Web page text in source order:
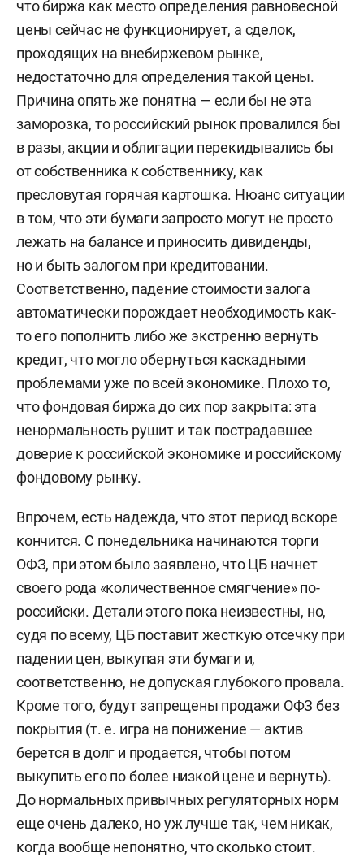
что биржа как место определения равновесной
цены сейчас не функционирует, а сделок,
проходящих на внебиржевом рынке,
недостаточно для определения такой цены.
Причина опять же понятна — если бы не эта
заморозка, то российский рынок провалился бы
в разы, акции и облигации перекидывались бы
от собственника к собственнику, как
пресловутая горячая картошка. Нюанс ситуации
в том, что эти бумаги запросто могут не просто
лежать на балансе и приносить дивиденды,
но и быть залогом при кредитовании.
Соответственно, падение стоимости залога
автоматически порождает необходимость как-
то его пополнить либо же экстренно вернуть
кредит, что могло обернуться каскадными
проблемами уже по всей экономике. Плохо то,
что фондовая биржа до сих пор закрыта: эта
ненормальность рушит и так пострадавшее
доверие к российской экономике и российскому
фондовому рынку.
Впрочем, есть надежда, что этот период вскоре
кончится. С понедельника начинаются торги
ОФЗ, при этом было заявлено, что ЦБ начнет
своего рода «количественное смягчение» по-
российски. Детали этого пока неизвестны, но,
судя по всему, ЦБ поставит жесткую отсечку при
падении цен, выкупая эти бумаги и,
соответственно, не допуская глубокого провала.
Кроме того, будут запрещены продажи ОФЗ без
покрытия (т. е. игра на понижение — актив
берется в долг и продается, чтобы потом
выкупить его по более низкой цене и вернуть).
До нормальных привычных регуляторных норм
еще очень далеко, но уж лучше так, чем никак,
когда вообще непонятно, что сколько стоит.